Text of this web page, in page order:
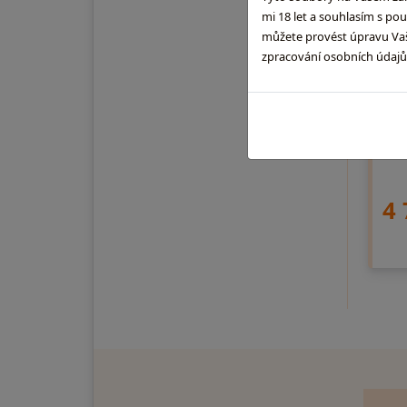
mi 18 let a souhlasím s
můžete provést úpravu
zpracování osobních údajů
4